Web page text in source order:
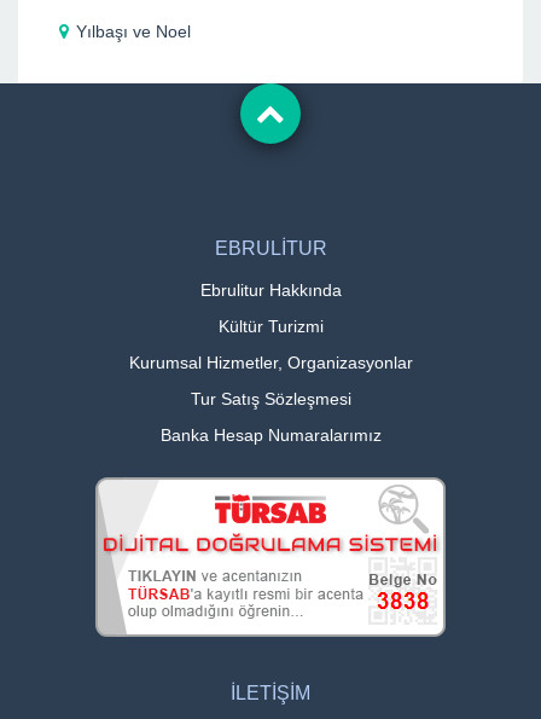
Yılbaşı ve Noel
EBRULİTUR
Ebrulitur Hakkında
Kültür Turizmi
Kurumsal Hizmetler, Organizasyonlar
Tur Satış Sözleşmesi
Banka Hesap Numaralarımız
İLETİŞİM